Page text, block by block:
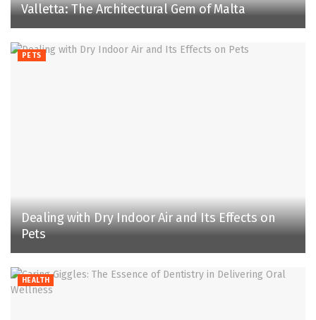
Valletta: The Architectural Gem of Malta
PETS
Dealing with Dry Indoor Air and Its Effects on
Pets
HEALTH